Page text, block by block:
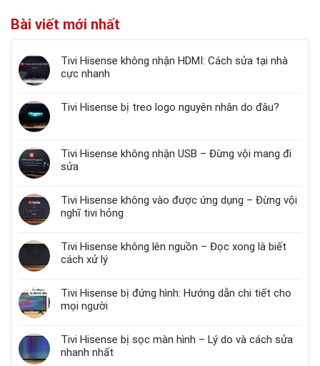
Bài viết mới nhất
Tivi Hisense không nhận HDMI: Cách sửa tại nhà
cực nhanh
Tivi Hisense bị treo logo nguyên nhân do đâu?
Tivi Hisense không nhận USB – Đừng vội mang đi
sửa
Tivi Hisense không vào được ứng dụng – Đừng vội
nghĩ tivi hỏng
Tivi Hisense không lên nguồn – Đọc xong là biết
cách xử lý
Tivi Hisense bị đứng hình: Hướng dẫn chi tiết cho
mọi người
Tivi Hisense bị sọc màn hình – Lý do và cách sửa
nhanh nhất